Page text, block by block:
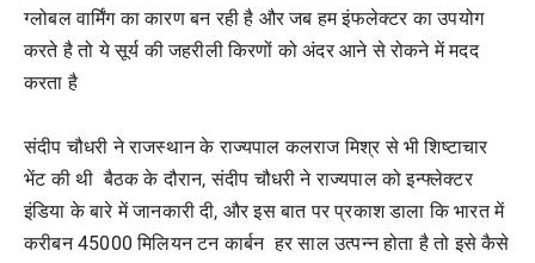
ग्लोबल वार्मिंग का कारण बन रही है और जब हम इंफलेक्टर का उपयोग
करते है तो ये सूर्य की जहरीली किरणों को अंदर आने से रोकने में मदद
करता है
संदीप चौधरी ने राजस्थान के राज्यपाल कलराज मिश्र से भी शिष्टाचार
भेंट की थी बैठक के दौरान, संदीप चौधरी ने राज्यपाल को इन्फ्लेक्टर
इंडिया के बारे में जानकारी दी, और इस बात पर प्रकाश डाला कि भारत में
करीबन 45000 मिलियन टन कार्बन हर साल उत्पन्न होता है तो इसे कैसे